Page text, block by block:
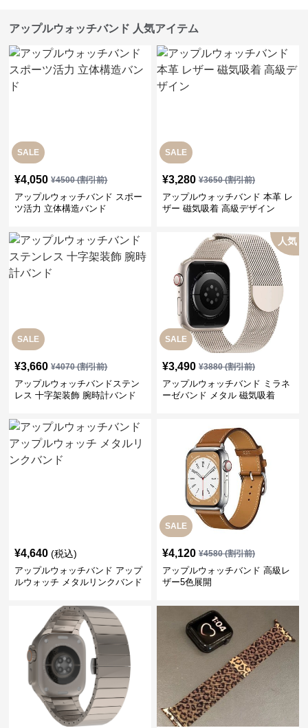
アップルウォッチバンド 人気アイテム
SALE
¥4,050 ¥4500(割引前)
アップルウォッチバンド スポー
ツ活力 立体構造バンド
SALE
¥3,280 ¥3650(割引前)
アップルウォッチバンド 本革 レ
ザー 磁気吸着 高級デザイン
SALE
¥3,660 ¥4070(割引前)
アップルウォッチバンドステン
レス 十字架装飾 腕時計バンド
SALE
人気
¥3,490 ¥3880(割引前)
アップルウォッチバンド ミラネ
ーゼバンド メタル 磁気吸着
¥4,640 (税込)
アップルウォッチバンド アップ
ルウォッチ メタルリンクバンド
SALE
¥4,120 ¥4580(割引前)
アップルウォッチバンド 高級レ
ザー5色展開